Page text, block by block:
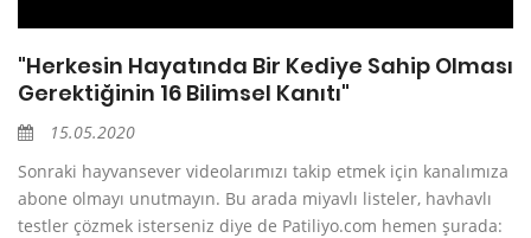
"Herkesin Hayatında Bir Kediye Sahip Olması
Gerektiğinin 16 Bilimsel Kanıtı"
15.05.2020
Sonraki hayvansever videolarımızı takip etmek için kanalımıza
abone olmayı unutmayın. Bu arada miyavlı listeler, havhavlı
testler çözmek isterseniz diye de Patiliyo.com hemen şurada: